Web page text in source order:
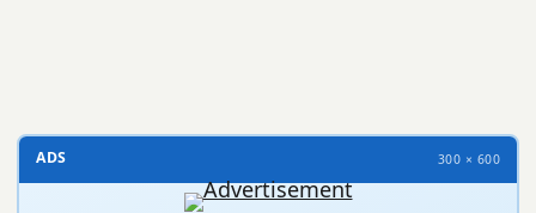
ADS 300 × 600